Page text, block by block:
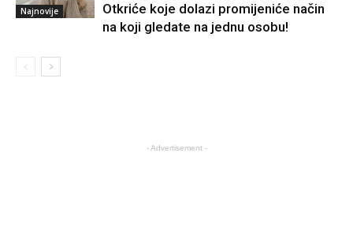
Najnovije
Otkriće koje dolazi promijeniće način
na koji gledate na jednu osobu!
- Advertisement -